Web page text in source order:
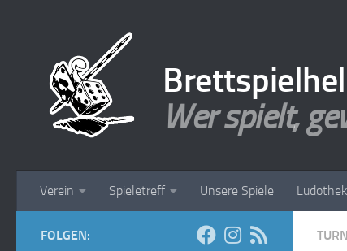
Wer spielt,
Verein Spieletreff Unsere Spiele Ludothek
FOLGEN: